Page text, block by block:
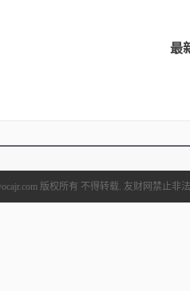
最
版权所有 不得转载. 友财网禁止非